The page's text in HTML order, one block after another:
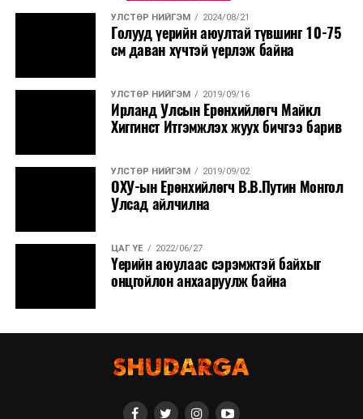
УЛСТӨР НИЙГЭМ 2024/08/21
Голууд үерийн аюултай түвшинг 10-75
см даван хүчтэй үерлэж байна
УЛСТӨР НИЙГЭМ 2019/09/16
Ирланд Улсын Ерөнхийлөгч Майкл
Хиггинст Итгэмжлэх жуух бичгээ барив
УЛСТӨР НИЙГЭМ 2019/09/02
ОХУ-ын Ерөнхийлөгч В.В.Путин Монгол
Улсад айлчилна
ЦАГ ҮЕ 2022/06/27
Үерийн аюулаас сэрэмжтэй байхыг
онцгойлон анхааруулж байна